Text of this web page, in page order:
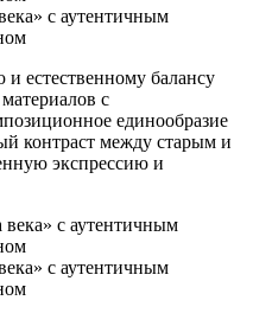
с аутентичным
естественному балансу
с
единообразие
контраст между старым и
экспрессию и
с аутентичным